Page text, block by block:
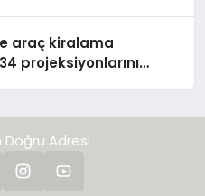
araç kiralama
projeksiyonlarını
Doğru Adresi